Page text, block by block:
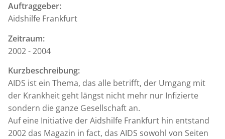
Auftraggeber:
Aidshilfe Frankfurt
Zeitraum:
2002 - 2004
Kurzbeschreibung:
AIDS ist ein Thema, das alle betrifft, der Umgang mit
der Krankheit geht längst nicht mehr nur Infizierte
sondern die ganze Gesellschaft an.
Auf eine Initiative der Aidshilfe Frankfurt hin entstand
2002 das Magazin in fact, das AIDS sowohl von Seiten